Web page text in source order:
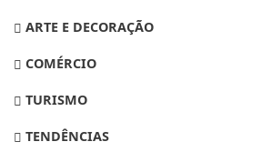
ARTE E DECORAÇÃO
COMÉRCIO
TURISMO
TENDÊNCIAS